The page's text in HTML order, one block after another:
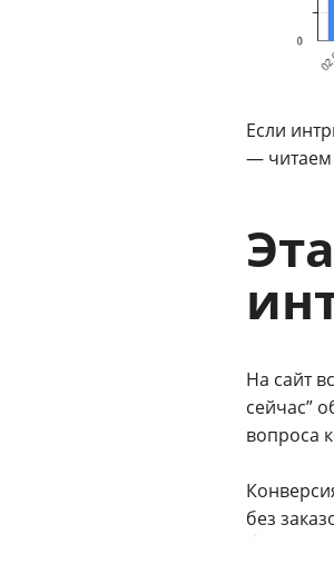
Если
— читаем
На сайт
сейчас”
вопроса
без